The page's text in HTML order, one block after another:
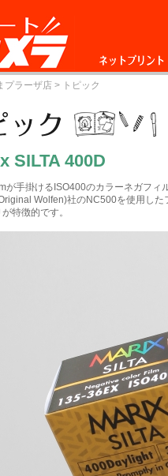
ネットプリント
プラーザ店 > トピック
SILTA 400D
が手掛けるISO400のカラーネガフィ
Wolfen)社のNC500を使用した
特徴的です。